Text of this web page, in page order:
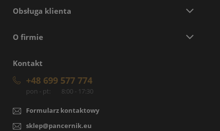
Obsługa klienta
O firmie
Kontakt
+48 699 577 774
pon - pt: 8:00 - 17:30
Formularz kontaktowy
sklep@pancernik.eu